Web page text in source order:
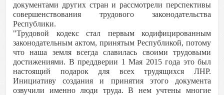
документами других стран и рассмотрели перспективы
совершенствования трудового законодательства
Республики.
"Трудовой кодекс стал первым кодифицированным
законодательным актом, принятым Республикой, потому
что наша земля всегда славилась своими трудовыми
достижениями. В преддверии 1 Мая 2015 года это был
настоящий подарок для всех трудящихся ЛНР.
Инициативу создания и принятия этого документа
озвучили именно люди труда. В нем учтены многие